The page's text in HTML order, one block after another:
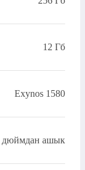
12 Гб
Exynos 1580
дюймдан ашык